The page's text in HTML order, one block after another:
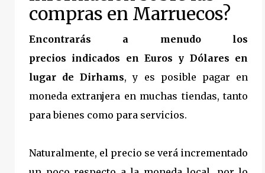
compras en Marruecos?
Encontrarás a menudo los
precios indicados en Euros y Dólares en
lugar de Dirhams, y es posible pagar en
moneda extranjera en muchas tiendas, tanto
para bienes como para servicios.
Naturalmente, el precio se verá incrementado